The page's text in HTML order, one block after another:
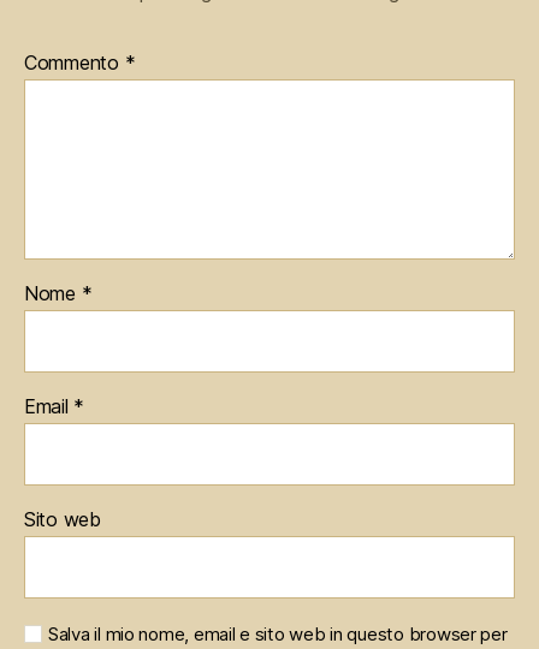
Commento *
Nome *
Email *
Sito web
Salva il mio nome, email e sito web in questo browser per